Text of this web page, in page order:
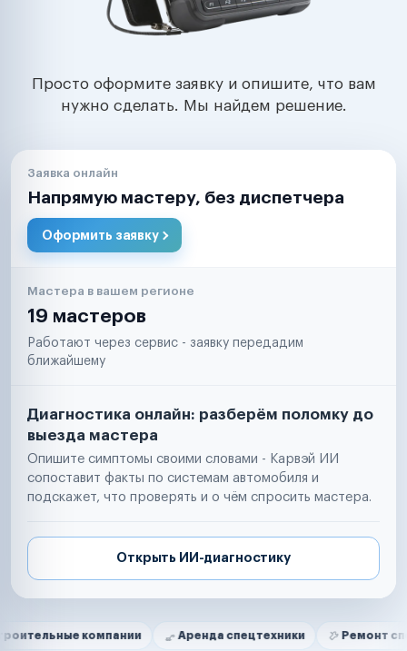
Просто оформите заявку и опишите, что вам
нужно сделать. Мы найдем решение.
Заявка онлайн
Напрямую мастеру, без диспетчера
Оформить заявку
Мастера в вашем регионе
19 мастеров
Работают через сервис - заявку передадим
ближайшему
Диагностика онлайн: разберём поломку до
выезда мастера
Опишите симптомы своими словами - Карвэй ИИ
сопоставит факты по системам автомобиля и
подскажет, что проверять и о чём спросить мастера.
Открыть ИИ-диагностику
Нам доверяют
компании Аренда спецтехники Ремонт спецтехники
Маркетплейсы